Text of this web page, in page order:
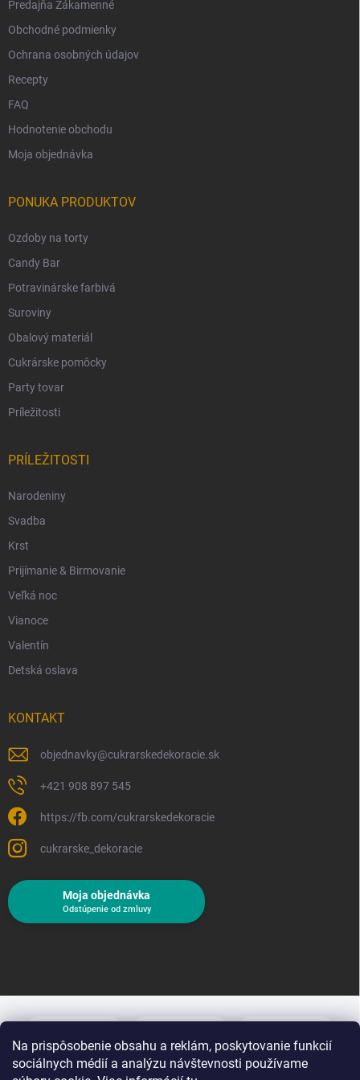
Na prispôsobenie obsahu a reklám, poskytovanie funkcií
sociálnych médií a analýzu návštevnosti používame
Predajňa Zákamenné
Obchodné podmienky
Ochrana osobných údajov
Recepty
FAQ
Hodnotenie obchodu
Moja objednávka
PONUKA PRODUKTOV
Ozdoby na torty
Candy Bar
Potravinárske farbivá
Suroviny
Obalový materiál
Cukrárske pomôcky
Party tovar
Príležitosti
PRÍLEŽITOSTI
Narodeniny
Svadba
Krst
Prijímanie & Birmovanie
Veľká noc
Vianoce
Valentín
Detská oslava
KONTAKT
objednavky@cukrarskedekoracie.sk
+421 908 897 545
https://fb.com/cukrarskedekoracie
cukrarske_dekoracie
Moja objednávka
Odstúpenie od zmluvy